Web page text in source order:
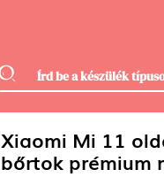
Xiaomi Mi 11
bőrtok prémium